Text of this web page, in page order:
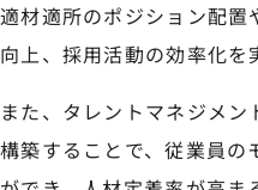
適材適所のポジション配
向上、採用活動の効率化を
また、タレントマネジメ
構築することで、従業員の